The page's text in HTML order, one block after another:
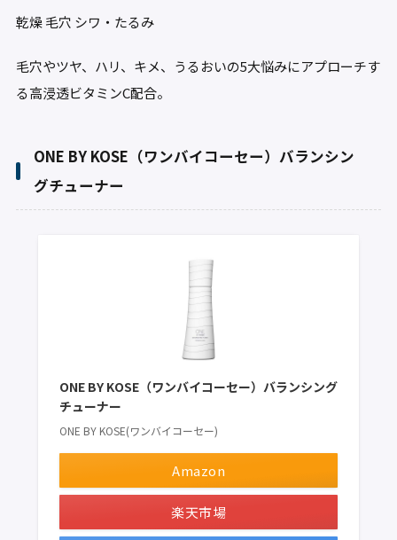
乾燥毛穴 シワ・たるみ
毛穴やツヤ、ハリ、キメ、うるおいの5大悩みにアプローチす
る高浸透ビタミンC配合。
ONE BY KOSE（ワンバイコーセー）バランシン
グチューナー
ONE BY KOSE（ワンバイコーセー）バランシング
チューナー
ONE BY KOSE(ワンバイコーセー)
Amazon
楽天市場